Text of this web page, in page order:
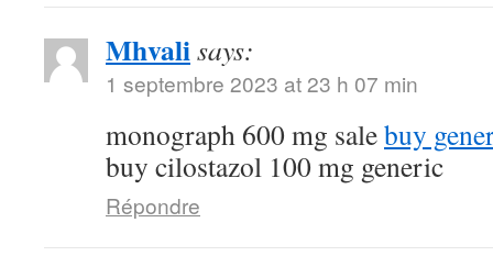
Mhvalisays:
1 septembre 2023 at 23 h 07 min
monograph 600 mg salebuy
buy cilostazol 100 mg generic
Répondre